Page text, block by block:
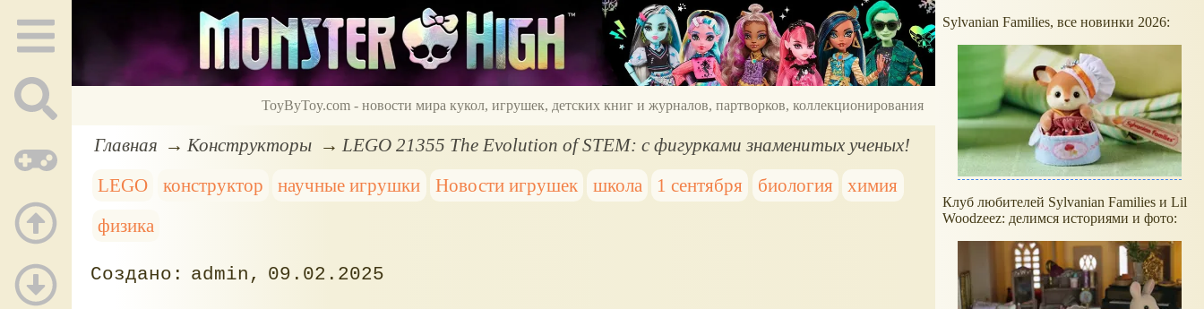
ToyByToy.com - новости мира кукол, игрушек, детских книг и журналов, партворков, коллекционирования
Главная Конструкторы
LEGO 21355 The Evolution of STEM: с фигурками знаменитых ученых!
LEGO
конструктор научные игрушки Новости игрушек школа 1 сентября биология
химия
физика
admin 09.02.2025
Sylvanian Families, все новинки 2026:
Клуб любителей Sylvanian Families и Lil
Woodzeez: делимся историями и фото: